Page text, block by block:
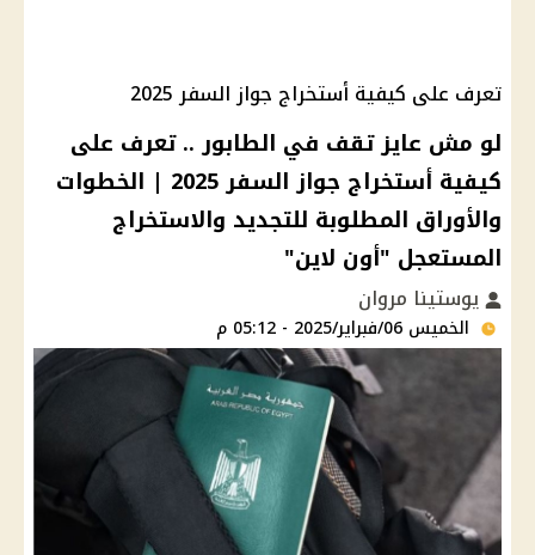
تعرف على كيفية أستخراج جواز السفر 2025
لو مش عايز تقف في الطابور .. تعرف على
كيفية أستخراج جواز السفر 2025 | الخطوات
والأوراق المطلوبة للتجديد والاستخراج
المستعجل "أون لاين"
يوستينا مروان
الخميس 06/فبراير/2025 - 05:12 م